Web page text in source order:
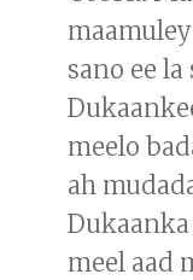
sano ee la
meelo
ah
meel aad